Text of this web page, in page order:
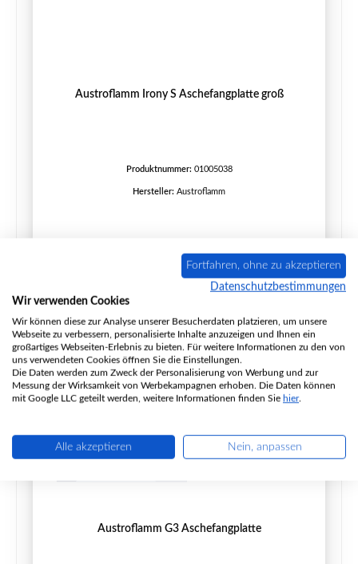
Austroflamm Irony S Aschefangplatte groß
Produktnummer: 01005038
Hersteller: Austroflamm
Regulärer Preis:
634,43 €
Lieferzeit ca. 7-8 Wochen
Austroflamm G3 Aschefangplatte
Fortfahren, ohne zu akzeptieren
Datenschutzbestimmungen
Wir verwenden Cookies
Wir können diese zur Analyse unserer Besucherdaten platzieren, um unsere
Webseite zu verbessern, personalisierte Inhalte anzuzeigen und Ihnen ein
großartiges Webseiten-Erlebnis zu bieten. Für weitere Informationen zu den von
uns verwendeten Cookies öffnen Sie die Einstellungen.
Die Daten werden zum Zweck der Personalisierung von Werbung und zur
Messung der Wirksamkeit von Werbekampagnen erhoben. Die Daten können
mit Google LLC geteilt werden, weitere Informationen finden Sie hier.
Alle akzeptieren Nein, anpassen